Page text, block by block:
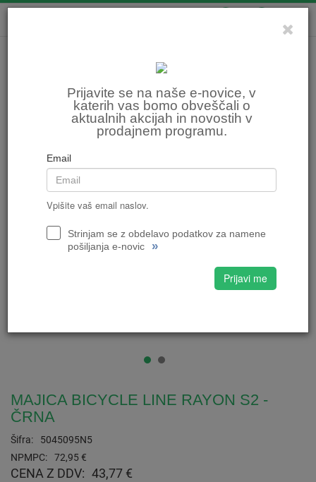
Prijavite se na naše e-novice, v
katerih vas bomo obveščali o
aktualnih akcijah in novostih v
prodajnem programu.
Email
Vpišite vaš email naslov.
Strinjam se z obdelavo podatkov za namene
pošiljanja e-novic
»
Prijavi me
MAJICA BICYCLE LINE RAYON S2 -
ČRNA
Šifra:
5045095N5
NPMPC:
72,95 €
CENA Z DDV: 43,77 €